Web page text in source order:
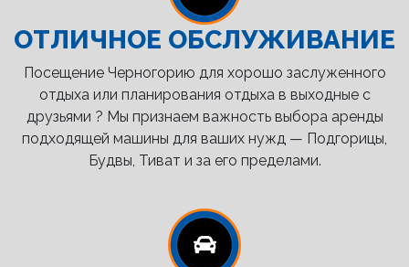
ОТЛИЧНОЕ ОБСЛУЖИВАНИЕ
Посещение Черногорию для хорошо заслуженного
отдыха или планирования отдыха в выходные с
друзьями ? Мы признаем важность выбора аренды
подходящей машины для ваших нужд — Подгорицы,
Будвы, Тиват и за его пределами.